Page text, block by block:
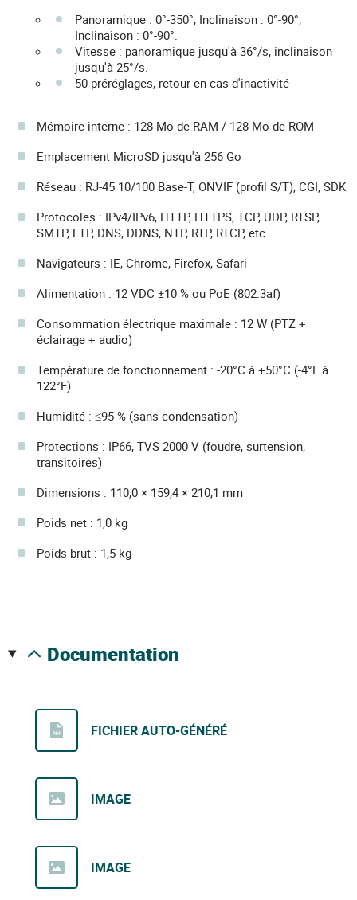
Panoramique : 0°-350°, Inclinaison : 0°-90°,
Inclinaison : 0°-90°.
Vitesse : panoramique jusqu'à 36°/s, inclinaison
jusqu'à 25°/s.
50 préréglages, retour en cas d'inactivité
Mémoire interne : 128 Mo de RAM / 128 Mo de ROM
Emplacement MicroSD jusqu'à 256 Go
Réseau : RJ-45 10/100 Base-T, ONVIF (profil S/T), CGI, SDK
Protocoles : IPv4/IPv6, HTTP, HTTPS, TCP, UDP, RTSP,
SMTP, FTP, DNS, DDNS, NTP, RTP, RTCP, etc.
Navigateurs : IE, Chrome, Firefox, Safari
Alimentation : 12 VDC ±10 % ou PoE (802.3af)
Consommation électrique maximale : 12 W (PTZ +
éclairage + audio)
Température de fonctionnement : -20°C à +50°C (-4°F à
122°F)
Humidité : ≤95 % (sans condensation)
Protections : IP66, TVS 2000 V (foudre, surtension,
transitoires)
Dimensions : 110,0 × 159,4 × 210,1 mm
Poids net : 1,0 kg
Poids brut : 1,5 kg
documentation
FICHIER AUTO-GÉNÉRÉ
IMAGE
IMAGE